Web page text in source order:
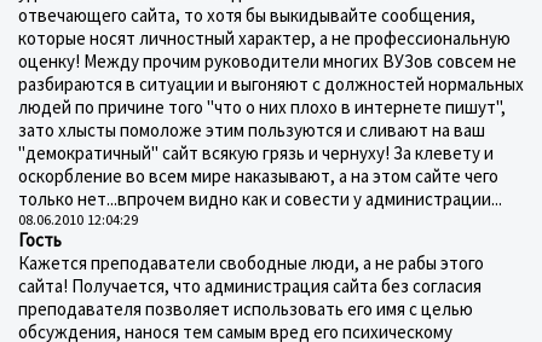
отвечающего сайта, то хотя бы выкидывайте сообщения,
которые носят личностный характер, а не профессиональную
оценку! Между прочим руководители многих ВУЗов совсем не
разбираются в ситуации и выгоняют с должностей нормальных
людей по причине того "что о них плохо в интернете пишут",
зато хлысты помоложе этим пользуются и сливают на ваш
"демократичный" сайт всякую грязь и чернуху! За клевету и
оскорбление во всем мире наказывают, а на этом сайте чего
только нет...впрочем видно как и совести у администрации...
08.06.2010 12:04:29
Гость
Кажется преподаватели свободные люди, а не рабы этого
сайта! Получается, что администрация сайта без согласия
преподавателя позволяет использовать его имя с целью
обсуждения, нанося тем самым вред его психическому